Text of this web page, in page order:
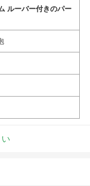
ルーバー付きのパー